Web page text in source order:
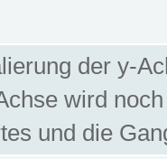
der y-
wird
und die